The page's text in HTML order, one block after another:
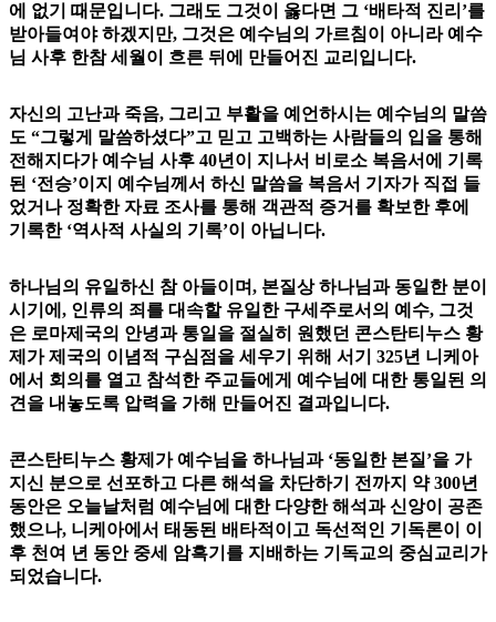
에 없기 때문입니다. 그래도 그것이 옳다면 그 ‘배타적 진리’를
받아들여야 하겠지만, 그것은 예수님의 가르침이 아니라 예수
님 사후 한참 세월이 흐른 뒤에 만들어진 교리입니다.
자신의 고난과 죽음, 그리고 부활을 예언하시는 예수님의 말씀
도 “그렇게 말씀하셨다”고 믿고 고백하는 사람들의 입을 통해
전해지다가 예수님 사후 40년이 지나서 비로소 복음서에 기록
된 ‘전승’이지 예수님께서 하신 말씀을 복음서 기자가 직접 들
었거나 정확한 자료 조사를 통해 객관적 증거를 확보한 후에
기록한 ‘역사적 사실의 기록’이 아닙니다.
하나님의 유일하신 참 아들이며, 본질상 하나님과 동일한 분이
시기에, 인류의 죄를 대속할 유일한 구세주로서의 예수, 그것
은 로마제국의 안녕과 통일을 절실히 원했던 콘스탄티누스 황
제가 제국의 이념적 구심점을 세우기 위해 서기 325년 니케아
에서 회의를 열고 참석한 주교들에게 예수님에 대한 통일된 의
견을 내놓도록 압력을 가해 만들어진 결과입니다.
콘스탄티누스 황제가 예수님을 하나님과 ‘동일한 본질’을 가
지신 분으로 선포하고 다른 해석을 차단하기 전까지 약 300년
동안은 오늘날처럼 예수님에 대한 다양한 해석과 신앙이 공존
했으나, 니케아에서 태동된 배타적이고 독선적인 기독론이 이
후 천여 년 동안 중세 암흑기를 지배하는 기독교의 중심교리가
되었습니다.